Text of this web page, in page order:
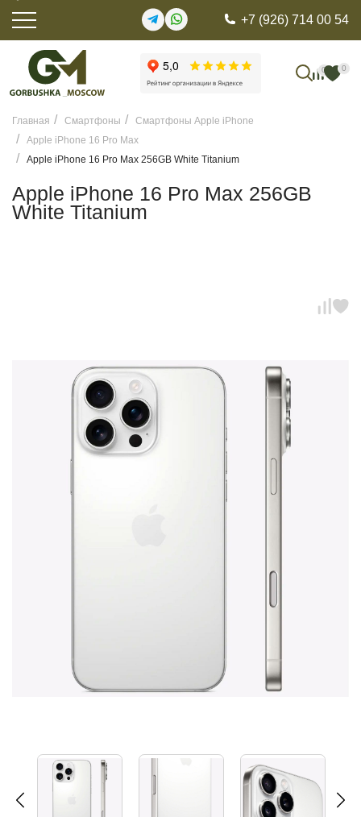
+7 (926) 714 00 54
0 0
Главная Смартфоны
Смартфоны Apple iPhone
Apple iPhone 16 Pro Max
Apple iPhone 16 Pro Max 256GB White Titanium
Apple iPhone 16 Pro Max 256GB
White Titanium